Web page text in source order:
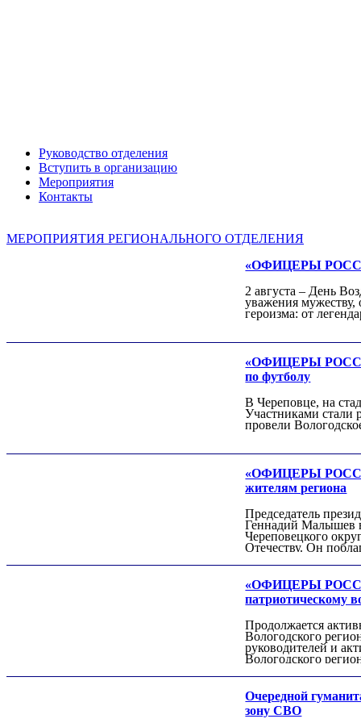
Руководство отделения
Вступить в организацию
Мероприятия
Контакты
МЕРОПРИЯТИЯ РЕГИОНАЛЬНОГО ОТДЕЛЕНИЯ
«ОФИЦЕРЫ
2 августа – День
уважения мужеству,
героизма: от
«ОФИЦЕРЫ
по футболу
В Череповце, на
Участниками стали
провели
«ОФИЦЕРЫ
жителям региона
Председатель
Геннадий Малышев
Череповецкого
Отечеству. Он
«ОФИЦЕРЫ
патриотическому
Продолжается
Вологодского
руководителей и
Вологодского
Очередной
зону СВО
Игорь Яровой